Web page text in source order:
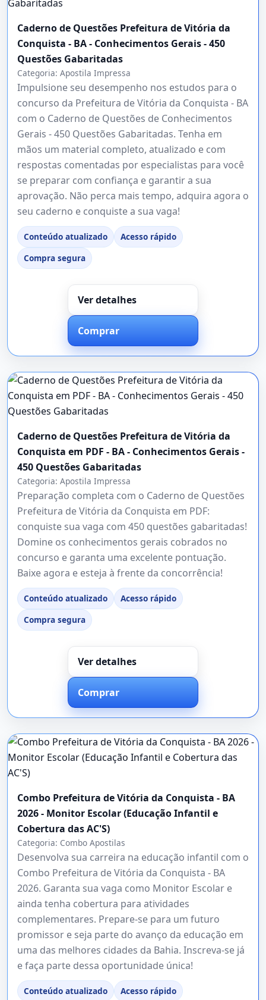
Caderno de Questões Prefeitura de Vitória da
Conquista - BA - Conhecimentos Gerais - 450
Questões Gabaritadas
Categoria: Apostila Impressa
Impulsione seu desempenho nos estudos para o
concurso da Prefeitura de Vitória da Conquista - BA
com o Caderno de Questões de Conhecimentos
Gerais - 450 Questões Gabaritadas. Tenha em
mãos um material completo, atualizado e com
respostas comentadas por especialistas para você
se preparar com confiança e garantir a sua
aprovação. Não perca mais tempo, adquira agora o
seu caderno e conquiste a sua vaga!
Conteúdo atualizado
Acesso rápido
Compra segura
Ver detalhes
Comprar
Caderno de Questões Prefeitura de Vitória da
Conquista em PDF - BA - Conhecimentos Gerais -
450 Questões Gabaritadas
Categoria: Apostila Impressa
Preparação completa com o Caderno de Questões
Prefeitura de Vitória da Conquista em PDF:
conquiste sua vaga com 450 questões gabaritadas!
Domine os conhecimentos gerais cobrados no
concurso e garanta uma excelente pontuação.
Baixe agora e esteja à frente da concorrência!
Conteúdo atualizado
Acesso rápido
Compra segura
Ver detalhes
Comprar
Combo Prefeitura de Vitória da Conquista - BA
2026 - Monitor Escolar (Educação Infantil e
Cobertura das AC'S)
Categoria: Combo Apostilas
Desenvolva sua carreira na educação infantil com o
Combo Prefeitura de Vitória da Conquista - BA
2026. Garanta sua vaga como Monitor Escolar e
ainda tenha cobertura para atividades
complementares. Prepare-se para um futuro
promissor e seja parte do avanço da educação em
uma das melhores cidades da Bahia. Inscreva-se já
e faça parte dessa oportunidade única!
Conteúdo atualizado
Acesso rápido